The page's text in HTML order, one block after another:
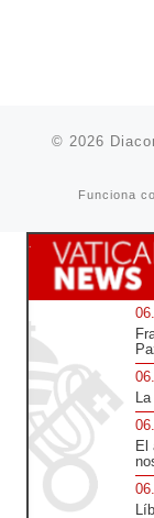
© 2026
Funciona
El